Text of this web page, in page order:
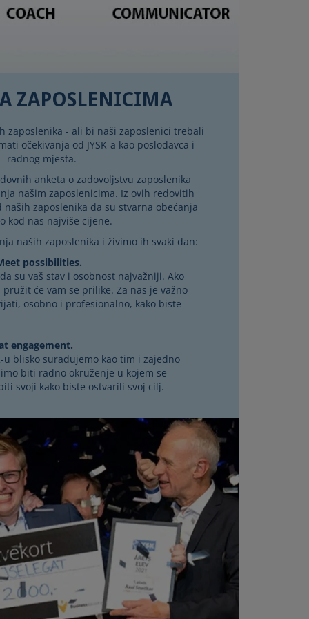
ZAPOSLENICIMA
zaposlenika - ali bi naši zaposlenici trebali
očekivanja od JYSK-a kao poslodavca i
radnog mjesta.
anketa o zadovoljstvu zaposlenika
našim zaposlenicima. Iz ovih redovitih
zaposlenika da su stvarna obećanja
kod nas najviše cijene.
naših zaposlenika i živimo ih svaki dan:
possibilities.
su vaš stav i osobnost najvažniji. Ako
će vam se prilike. Za nas je važno
osobno i profesionalno, kako biste
engagement.
u blisko surađujemo kao tim i zajedno
biti radno okruženje u kojem se
svoji kako biste ostvarili svoj cilj.